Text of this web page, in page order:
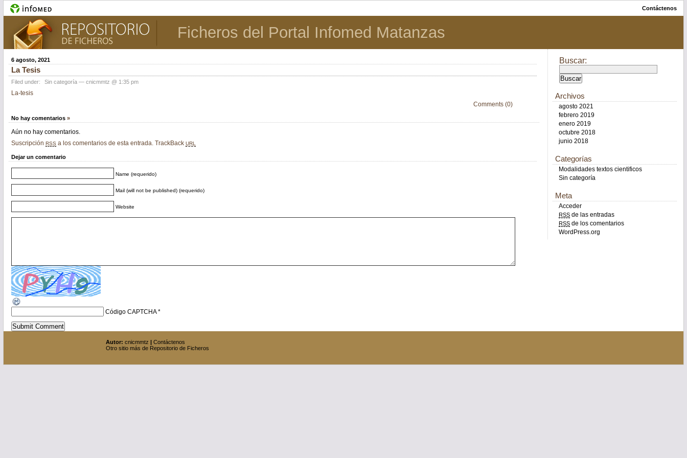
Contáctenos
Ficheros del Portal Infomed Matanzas
6 agosto, 2021
La Tesis
Filed under: Sin categoría — cnicmmtz @ 1:35 pm
La-tesis
Comments (0)
No hay comentarios»
Aún no hay comentarios.
SuscripciónRSS a los comentarios de esta entrada. TrackBackURL
Dejar un comentario
Name (requerido)
Mail (will not be published) (requerido)
Website
Código CAPTCHA*
Buscar:
Archivos
agosto 2021
febrero 2019
enero 2019
octubre 2018
junio 2018
Categorías
Modalidades textos cientificos
Sin categoría
Meta
Acceder
RSS de las entradas
RSS de los comentarios
WordPress.org
Autor: cnicmmtz | Contáctenos
Otro sitio más de Repositorio de Ficheros